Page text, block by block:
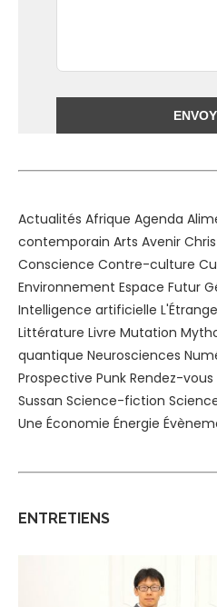
Actualités Afrique Agenda
contemporain Arts Avenir
Conscience Contre-culture
Environnement Espace Futur
Intelligence artificielle
Littérature Livre Mutation
quantique Neurosciences
Prospective Punk Rendez-vous
Sussan Science-fiction
Une Économie Énergie
ENTRETIENS